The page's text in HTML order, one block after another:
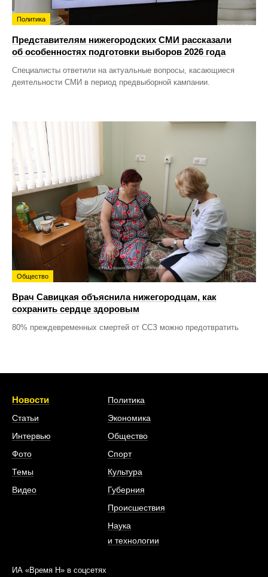
Политика
Представителям нижегородских СМИ рассказали
об особенностях подготовки выборов 2026 года
Специалисты ответили на актуальные вопросы, касающиеся
деятельности СМИ в период предвыборной кампании.
Общество
Врач Савицкая объяснила нижегородцам, как
сохранить сердце здоровым
80% преждевременных смертей от ССЗ можно предотвратить
Новости
Статьи
Интервью
Фото
Темы
Видео
Политика
Экономика
Общество
Спорт
Культура
Губерния
Происшествия
Наука
и технологии
ИА «Время Н» в соцсетях